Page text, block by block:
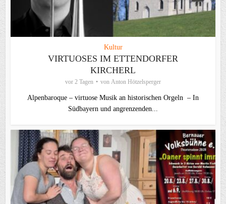
Kultur
VIRTUOSES IM ETTENDORFER
KIRCHERL
vor 2 Tagen von Anton Hötzelsperger
Alpenbaroque – virtuose Musik an historischen Orgeln – In
Südbayern und angrenzenden...